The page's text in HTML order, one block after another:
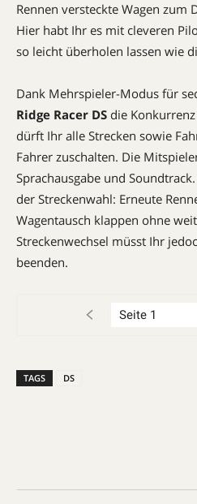
Rennen versteckte Wagen
Hier habt Ihr es mit cleveren
so leicht überholen lassen wie
Dank Mehrspieler-Modus für
Ridge Racer DS die
dürft Ihr alle Strecken sowie
Fahrer ­zuschalten. Die
Sprachausgabe und
der Streckenwahl: Erneute
Wagentausch klappen ohne
Streckenwechsel müsst Ihr
beenden.
TAGS DS